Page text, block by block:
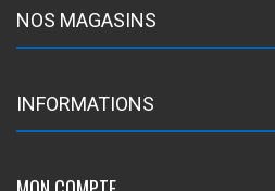
NOS MAGASINS
INFORMATIONS